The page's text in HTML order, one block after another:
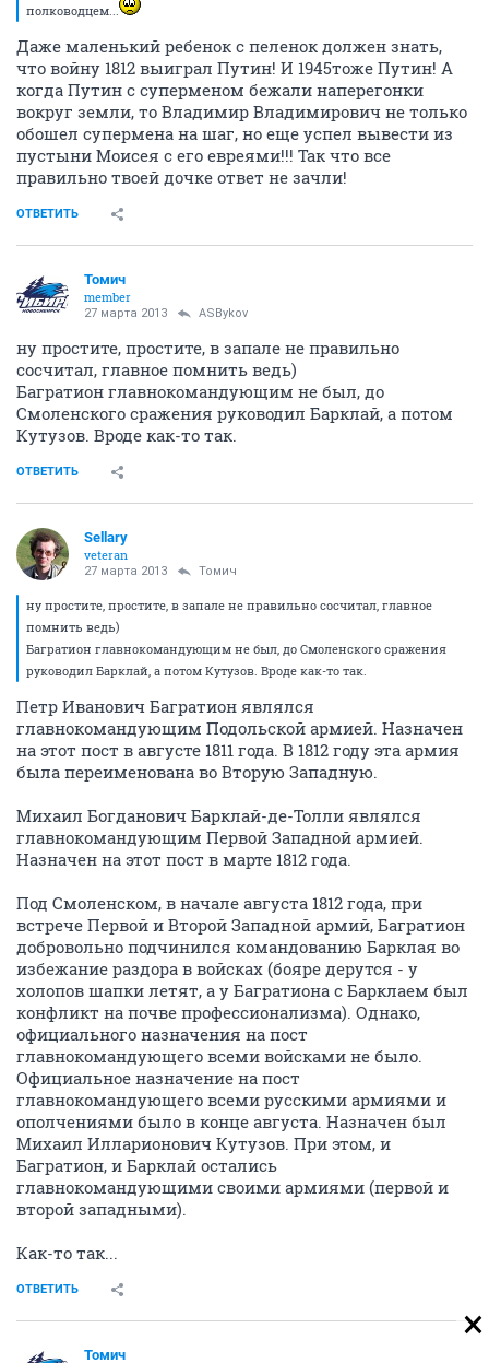
полководцем...
Даже маленький ребенок с пеленок должен знать,
что войну 1812 выиграл Путин! И 1945тоже Путин! А
когда Путин с суперменом бежали наперегонки
вокруг земли, то Владимир Владимирович не только
обошел супермена на шаг, но еще успел вывести из
пустыни Моисея с его евреями!!! Так что все
правильно твоей дочке ответ не зачли!
ОТВЕТИТЬ
Томич
member
27 марта 2013 ASBykov
ну простите, простите, в запале не правильно
сосчитал, главное помнить ведь)
Багратион главнокомандующим не был, до
Смоленского сражения руководил Барклай, а потом
Кутузов. Вроде как-то так.
ОТВЕТИТЬ
Sellary
veteran
27 марта 2013 Томич
ну простите, простите, в запале не правильно сосчитал, главное
помнить ведь)
Багратион главнокомандующим не был, до Смоленского сражения
руководил Барклай, а потом Кутузов. Вроде как-то так.
Петр Иванович Багратион являлся
главнокомандующим Подольской армией. Назначен
на этот пост в августе 1811 года. В 1812 году эта армия
была переименована во Вторую Западную.
Михаил Богданович Барклай-де-Толли являлся
главнокомандующим Первой Западной армией.
Назначен на этот пост в марте 1812 года.
Под Смоленском, в начале августа 1812 года, при
встрече Первой и Второй Западной армий, Багратион
добровольно подчинился командованию Барклая во
избежание раздора в войсках (бояре дерутся - у
холопов шапки летят, а у Багратиона с Барклаем был
конфликт на почве профессионализма). Однако,
официального назначения на пост
главнокомандующего всеми войсками не было.
Официальное назначение на пост
главнокомандующего всеми русскими армиями и
ополчениями было в конце августа. Назначен был
Михаил Илларионович Кутузов. При этом, и
Багратион, и Барклай остались
главнокомандующими своими армиями (первой и
второй западными).
Как-то так...
ОТВЕТИТЬ
Томич